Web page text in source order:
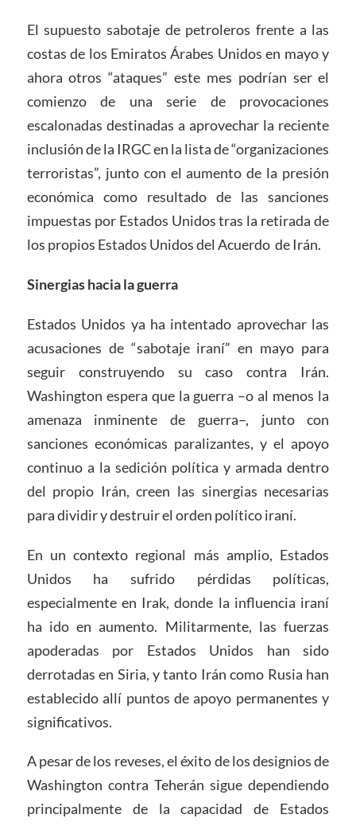
El supuesto sabotaje de petroleros frente a las
costas de los Emiratos Árabes Unidos en mayo y
ahora otros “ataques” este mes podrían ser el
comienzo de una serie de provocaciones
escalonadas destinadas a aprovechar la reciente
inclusión de la IRGC en la lista de “organizaciones
terroristas”, junto con el aumento de la presión
económica como resultado de las sanciones
impuestas por Estados Unidos tras la retirada de
los propios Estados Unidos del Acuerdo de Irán.
Sinergias hacia la guerra
Estados Unidos ya ha intentado aprovechar las
acusaciones de “sabotaje iraní” en mayo para
seguir construyendo su caso contra Irán.
Washington espera que la guerra –o al menos la
amenaza inminente de guerra–, junto con
sanciones económicas paralizantes, y el apoyo
continuo a la sedición política y armada dentro
del propio Irán, creen las sinergias necesarias
para dividir y destruir el orden político iraní.
En un contexto regional más amplio, Estados
Unidos ha sufrido pérdidas políticas,
especialmente en Irak, donde la influencia iraní
ha ido en aumento. Militarmente, las fuerzas
apoderadas por Estados Unidos han sido
derrotadas en Siria, y tanto Irán como Rusia han
establecido allí puntos de apoyo permanentes y
significativos.
A pesar de los reveses, el éxito de los designios de
Washington contra Teherán sigue dependiendo
principalmente de la capacidad de Estados